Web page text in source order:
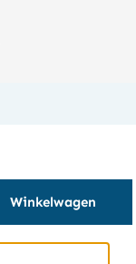
Winkelwagen